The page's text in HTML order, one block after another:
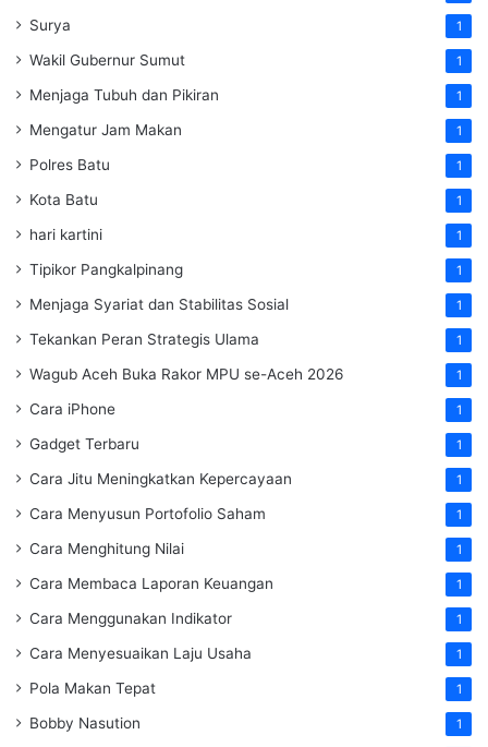
Surya 1
Wakil Gubernur Sumut 1
Menjaga Tubuh dan Pikiran 1
Mengatur Jam Makan 1
Polres Batu 1
Kota Batu 1
hari kartini 1
Tipikor Pangkalpinang 1
Menjaga Syariat dan Stabilitas Sosial 1
Tekankan Peran Strategis Ulama 1
Wagub Aceh Buka Rakor MPU se-Aceh 2026 1
Cara iPhone 1
Gadget Terbaru 1
Cara Jitu Meningkatkan Kepercayaan 1
Cara Menyusun Portofolio Saham 1
Cara Menghitung Nilai 1
Cara Membaca Laporan Keuangan 1
Cara Menggunakan Indikator 1
Cara Menyesuaikan Laju Usaha 1
Pola Makan Tepat 1
Bobby Nasution 1